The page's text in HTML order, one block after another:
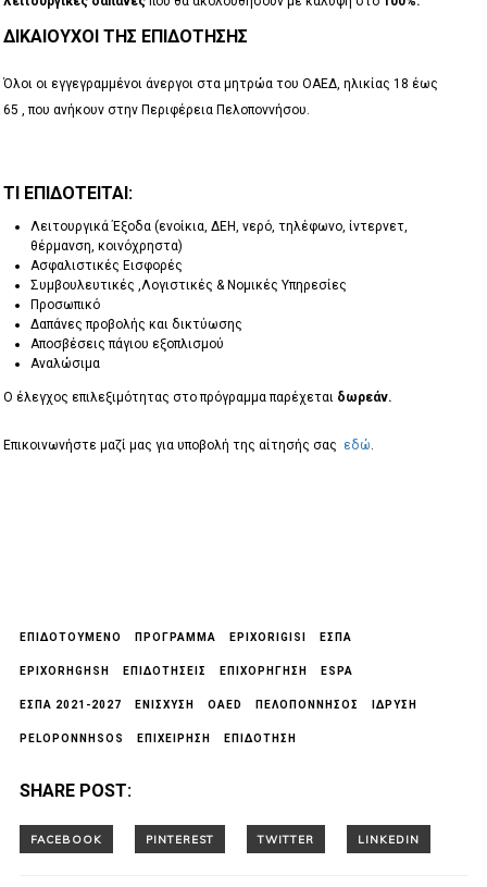
ΔΙΚΑΙΟΎΧΟΙ ΤΗΣ ΕΠΙΔΌΤΗΣΗΣ
Όλοι οι εγγεγραμμένοι άνεργοι στα μητρώα του ΟΑΕΔ, ηλικίας 18 έως
65 , που ανήκουν στην Περιφέρεια Πελοποννήσου.
ΤΊ ΕΠΙΔΟΤΕΊΤΑΙ:
Λειτουργικά Έξοδα (ενοίκια, ΔΕΗ, νερό, τηλέφωνο, ίντερνετ,
θέρμανση, κοινόχρηστα)
Ασφαλιστικές Εισφορές
Συμβουλευτικές ,Λογιστικές & Νομικές Υπηρεσίες
Προσωπικό
Δαπάνες προβολής και δικτύωσης
Αποσβέσεις πάγιου εξοπλισμού
Αναλώσιμα
Ο έλεγχος επιλεξιμότητας στο πρόγραμμα παρέχεται δωρεάν.
Επικοινωνήστε μαζί μας για υποβολή της αίτησής σας εδώ.
ΕΠΙΔΟΤΟΥΜΕΝΟ ΠΡΟΓΡΑΜΜΑ EPIXORIGISI ΕΣΠΑ
EPIXORHGHSH ΕΠΙΔΟΤΗΣΕΙΣ ΕΠΙΧΟΡΉΓΗΣΗ ESPA
ΕΣΠΑ 2021-2027 ΕΝΙΣΧΥΣΗ OAED ΠΕΛΟΠΟΝΝΗΣΟΣ ΙΔΡΥΣΗ
PELOPONNHSOS ΕΠΙΧΕΙΡΗΣΗ ΕΠΙΔΟΤΗΣΗ
SHARE POST: